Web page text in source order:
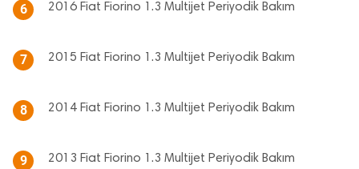
6 2016 Fiat Fiorino 1.3 Multijet Periyodik Bakım
7 2015 Fiat Fiorino 1.3 Multijet Periyodik Bakım
8 2014 Fiat Fiorino 1.3 Multijet Periyodik Bakım
9 2013 Fiat Fiorino 1.3 Multijet Periyodik Bakım